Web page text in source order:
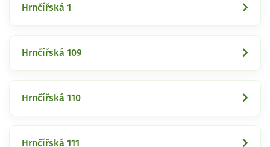
Hrnčířská 1
Hrnčířská 109
Hrnčířská 110
Hrnčířská 111